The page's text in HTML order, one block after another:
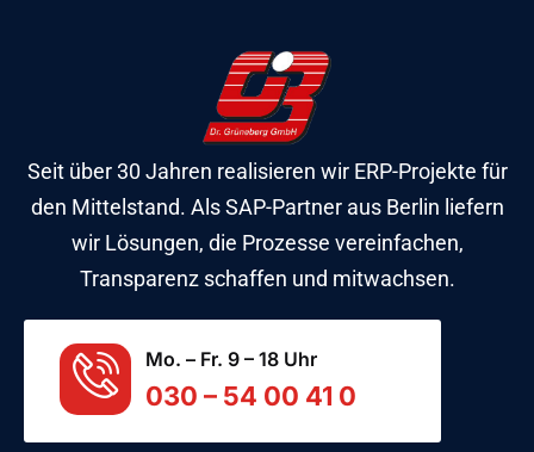
Seit über 30 Jahren realisieren wir ERP-Projekte für
den Mittelstand. Als SAP-Partner aus Berlin liefern
wir Lösungen, die Prozesse vereinfachen,
Transparenz schaffen und mitwachsen.
Mo. – Fr. 9 – 18 Uhr
030 – 54 00 41 0